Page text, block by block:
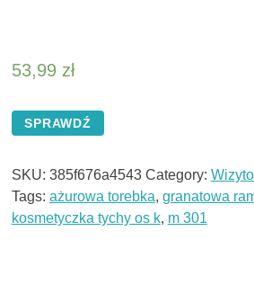
53,99 zł
SPRAWDŹ
SKU: 385f676a4543 Category:
Tags: ażurowa torebka, granatowa
kosmetyczka tychy os k, m 301